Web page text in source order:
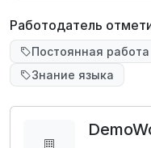
Работодатель
Постоянная работа
Знание языка